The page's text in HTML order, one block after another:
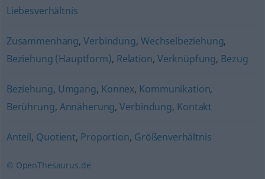
Liebesverhältnis
Zusammenhang,Verbindung,Wechselbeziehung,
Beziehung (Hauptform), Relation, Verknüpfung, Bezug
Beziehung, Umgang, Konnex, Kommunikation,
Berührung, Annäherung,Verbindung, Kontakt
Anteil, Quotient, Proportion, Größenverhältnis
© OpenThesaurus.de